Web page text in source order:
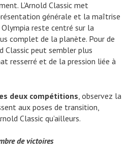
L’Arnold Classic met
générale et la maîtrise
reste centré sur la
complet de la planète. Pour de
Classic peut sembler plus
resserré et de la pression liée à
deux compétitions, observez la
aux poses de transition,
Classic qu’ailleurs.
de victoires